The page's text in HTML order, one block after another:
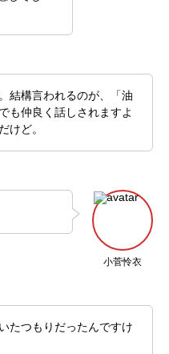
結構言われるのが、「油
も仲良く話しされますよ
けど。
小菅怜衣
たつもりだったんですけ